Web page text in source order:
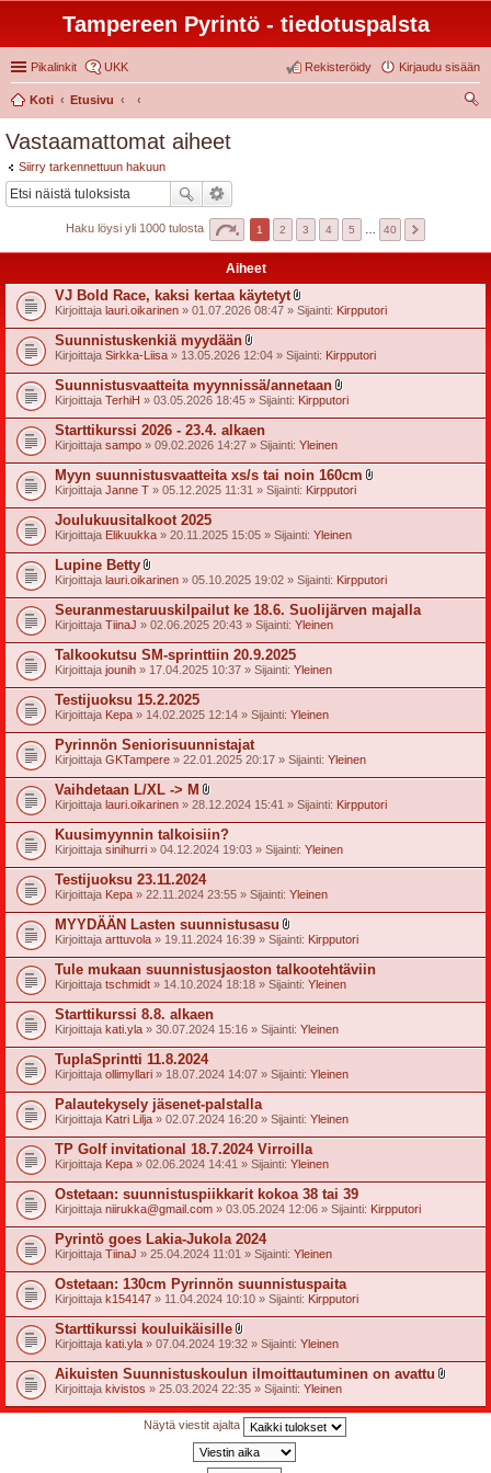
Tampereen Pyrintö - tiedotuspalsta
Pikalinkit UKK Kirjaudu sisään
Rekisteröidy
Koti
Etusivu
Vastaamattomat aiheet
Siirry tarkennettuun hakuun
Haku löysi yli 1000 tulosta 1 2 3 4 5 40
Aiheet
VJ Bold Race, kaksi kertaa käytetyt
l
i
t
e
e
t
Kirjoittaja lauri.oikarinen » 01.07.2026 08:47 » Sijainti: Kirpputori
Suunnistuskenkiä myydään
l
i
t
t
e
e
t
Kirjoittaja Sirkka-Liisa » 13.05.2026 12:04 » Sijainti: Kirpputori
Suunnistusvaatteita myynnissä/annetaan
l
i
e
e
t
Kirjoittaja TerhiH » 03.05.2026 18:45 » Sijainti: Kirpputori
Starttikurssi 2026 - 23.4. alkaen
Kirjoittaja sampo » 09.02.2026 14:27 » Sijainti: Yleinen
Myyn suunnistusvaatteita xs/s tai noin 160cm
i
e
t
Kirjoittaja Janne T » 05.12.2025 11:31 » Sijainti: Kirpputori
Joulukuusitalkoot 2025
Kirjoittaja Elikuukka » 20.11.2025 15:05 » Sijainti: Yleinen
Lupine Betty
l
i
t
t
e
e
t
Kirjoittaja lauri.oikarinen » 05.10.2025 19:02 » Sijainti: Kirpputori
Seuranmestaruuskilpailut ke 18.6. Suolijärven majalla
Kirjoittaja TiinaJ » 02.06.2025 20:43 » Sijainti: Yleinen
Talkookutsu SM-sprinttiin 20.9.2025
Kirjoittaja jounih » 17.04.2025 10:37 » Sijainti: Yleinen
Testijuoksu 15.2.2025
Kirjoittaja Kepa » 14.02.2025 12:14 » Sijainti: Yleinen
Pyrinnön Seniorisuunnistajat
Kirjoittaja GKTampere » 22.01.2025 20:17 » Sijainti: Yleinen
Vaihdetaan L/XL -> M
l
i
t
t
e
t
Kirjoittaja lauri.oikarinen » 28.12.2024 15:41 » Sijainti: Kirpputori
Kuusimyynnin talkoisiin?
Kirjoittaja sinihurri » 04.12.2024 19:03 » Sijainti: Yleinen
Testijuoksu 23.11.2024
Kirjoittaja Kepa » 22.11.2024 23:55 » Sijainti: Yleinen
MYYDÄÄN Lasten suunnistusasu
l
i
t
t
e
t
Kirjoittaja arttuvola » 19.11.2024 16:39 » Sijainti: Kirpputori
Tule mukaan suunnistusjaoston talkootehtäviin
Kirjoittaja tschmidt » 14.10.2024 18:18 » Sijainti: Yleinen
Starttikurssi 8.8. alkaen
Kirjoittaja kati.yla » 30.07.2024 15:16 » Sijainti: Yleinen
TuplaSprintti 11.8.2024
Kirjoittaja ollimyllari » 18.07.2024 14:07 » Sijainti: Yleinen
Palautekysely jäsenet-palstalla
Kirjoittaja Katri Lilja » 02.07.2024 16:20 » Sijainti: Yleinen
TP Golf invitational 18.7.2024 Virroilla
Kirjoittaja Kepa » 02.06.2024 14:41 » Sijainti: Yleinen
Ostetaan: suunnistuspiikkarit kokoa 38 tai 39
Kirjoittaja niirukka@gmail.com » 03.05.2024 12:06 » Sijainti: Kirpputori
Pyrintö goes Lakia-Jukola 2024
Kirjoittaja TiinaJ » 25.04.2024 11:01 » Sijainti: Yleinen
Ostetaan: 130cm Pyrinnön suunnistuspaita
Kirjoittaja k154147 » 11.04.2024 10:10 » Sijainti: Kirpputori
Starttikurssi kouluikäisille
l
i
t
t
e
e
Kirjoittaja kati.yla » 07.04.2024 19:32 » Sijainti: Yleinen
Aikuisten Suunnistuskoulun ilmoittautuminen on avattu
i
Kirjoittaja kivistos » 25.03.2024 22:35 » Sijainti: Yleinen
Näytä viestit ajalta